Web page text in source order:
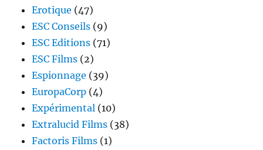
Erotique (47)
ESC Conseils (9)
ESC Editions (71)
ESC Films (2)
Espionnage (39)
EuropaCorp (4)
Expérimental (10)
Extralucid Films (38)
Factoris Films (1)